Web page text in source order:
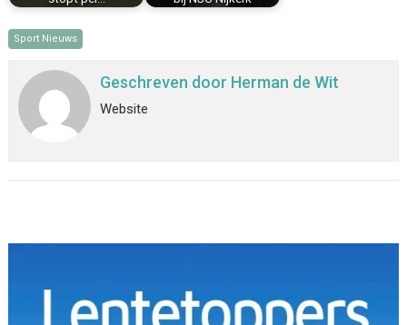
Sport Nieuws
Geschreven door Herman de Wit
Website